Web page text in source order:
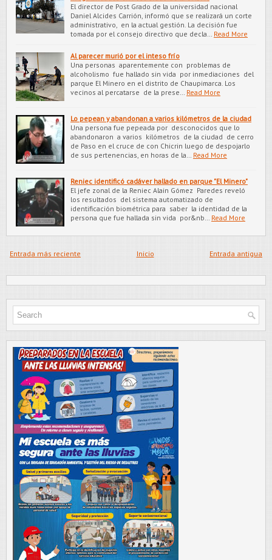
El director de Post Grado de la universidad nacional
Daniel Alcides Carrión, informó que se realizará un corte
administrativo, en la actual gestión. La decisión fue
tomada por el consejo directivo que decla…
Read More
Al parecer murió por el inteso frío
Una personas aparentemente con problemas de
alcoholismo fue hallado sin vida por inmediaciones del
parque El Minero en el distrito de Chaupimarca. Los
vecinos al percatarse de la prese…
Read More
Lo pepean y abandonan a varios kilómetros de la ciudad
Una persona fue pepeada por desconocidos que lo
abandonaron a varios kilómetros de la ciudad de cerro
de Paso en el cruce de con Chicrin luego de despojarlo
de sus pertenencias, en horas de la…
Read More
Reniec identificó cadáver hallado en parque "El Minero"
El jefe zonal de la Reniec Alain Gómez Paredes reveló
los resultados del sistema automatizado de
identificación biométrica para saber la identidad de la
persona que fue hallada sin vida por&nb…
Read More
Entrada más reciente Entrada antigua
Inicio